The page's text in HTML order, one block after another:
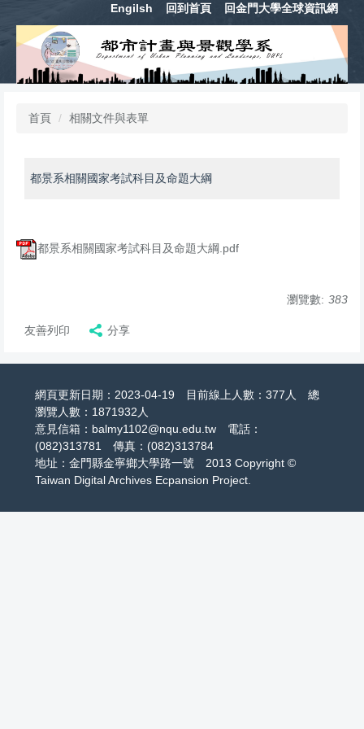
到
主
內
Engilsh 回到首頁 回金門大學全球資訊網
首頁 相關文件與表單
都景系相關國家考試科目及命題大綱
都景系相關國家考試科目及命題大綱.pdf
瀏覽數: 383
友善列印 分享
網頁更新日期：2023-04-19 目前線上人數：377人 總
瀏覽人數：1871932人
意見信箱：balmy1102@nqu.edu.tw 電話：
(082)313781 傳真：(082)313784
地址：金門縣金寧鄉大學路一號 2013 Copyright ©
Taiwan Digital Archives Ecpansion Project.